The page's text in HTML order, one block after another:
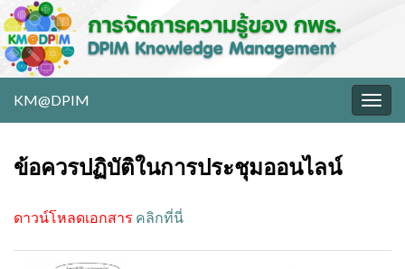
KM@DPIM
ข้อควรปฏิบัติในการประชุมออนไลน์
ดาวน์โหลดเอกสาร คลิกที่นี่